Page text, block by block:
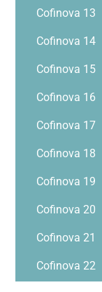
Cofinova 13
Cofinova 14
Cofinova 15
Cofinova 16
Cofinova 17
Cofinova 18
Cofinova 19
Cofinova 20
Cofinova 21
Cofinova 22